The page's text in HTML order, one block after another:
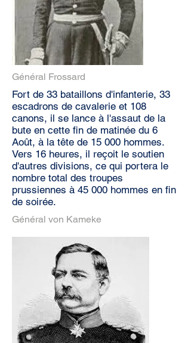
Général Frossard
Fort de 33 bataillons d'infanterie, 33
escadrons de cavalerie et 108
canons, il se lance à l'assaut de la
bute en cette fin de matinée du 6
Août, à la tête de 15 000 hommes.
Vers 16 heures, il reçoit le soutien
d'autres divisions, ce qui portera le
nombre total des troupes
prussiennes à 45 000 hommes en fin
de soirée.
Général von Kameke